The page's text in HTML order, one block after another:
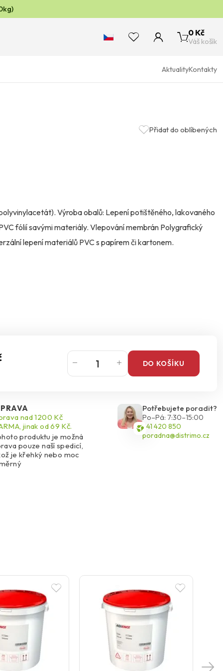
0 Kč
Váš košík
AktualityKontakty
Přidat do oblíbených
Výroba obalů: Lepení potištěného, lakovaného
fólií savými materiály. Vlepování membrán Polygrafický
lepení materiálů PVC s papírem či kartonem.
DO KOŠÍKU
nad 1200 Kč
jinak od 69 Kč.
produktu je možná
pouze naší spedicí,
je křehký nebo moc
Potřebujete poradit?
Po–Pá: 7:30–15:00
541 420 850
poradna@distrimo.cz